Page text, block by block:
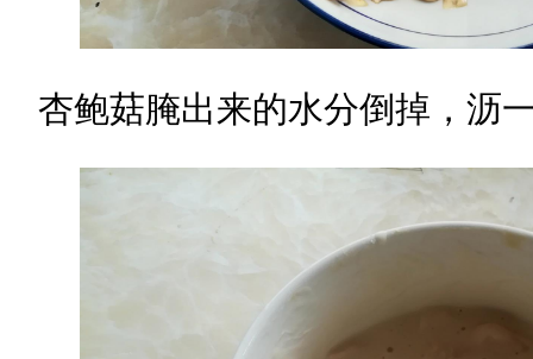
杏鲍菇腌出来的水分倒掉，沥